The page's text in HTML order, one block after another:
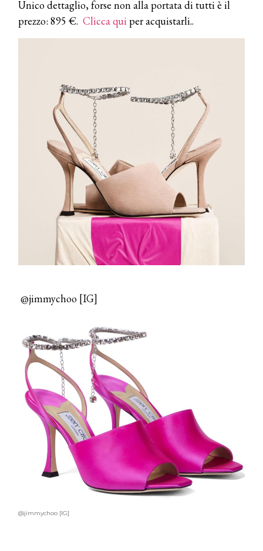
Unico dettaglio, forse non alla portata di tutti è il
prezzo: 895 €. Clicca qui per acquistarli..
@jimmychoo [IG]
@jimmychoo [IG]
COSMOPROF WORLDWIDE BOLOGNA
Cosmprof Worldwide Bologna
presenta THE BEAUTY &
WELLNESS CONGRESS 2022: I
Dyson presenta la nuova collezione
pervinca e rosé per Natale
COTRIL
Continua la carrellata di look firmati
Cotril alla Festa del Cinema di Roma
TONI&GUY
A Natale regala una doppia
TONI&GUY “Feel Good Experience”!
TONI&GUY
LABEL.M lancia la sua innovativa ed
eco-sostenibile linea di prodotti
DAVINES